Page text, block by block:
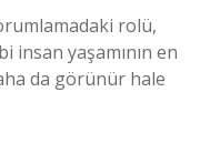
rolü,
insan yaşamının en
da görünür hale